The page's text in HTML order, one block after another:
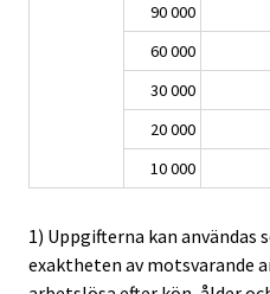
90 000
60 000
30 000
20 000
10 000
1) Uppgifterna kan
exaktheten av motsvarande